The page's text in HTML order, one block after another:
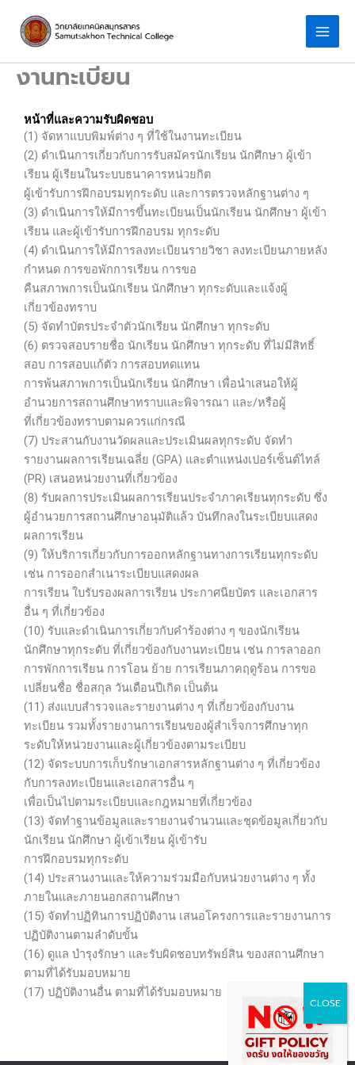
content
งานทะเบียน
หน้าที่และความรับผิดชอบ
(1) จัดหาแบบพิมพ์ต่าง ๆ ที่ใช้ในงานทะเบียน
(2) ดำเนินการเกี่ยวกับการรับสมัครนักเรียน นักศึกษา ผู้เข้า
เรียน ผู้เรียนในระบบธนาคารหน่วยกิต
ผู้เข้ารับการฝึกอบรมทุกระดับ และการตรวจหลักฐานต่าง ๆ
(3) ดำเนินการให้มีการขึ้นทะเบียนเป็นนักเรียน นักศึกษา ผู้เข้า
เรียน และผู้เข้ารับการฝึกอบรม ทุกระดับ
(4) ดำเนินการให้มีการลงทะเบียนรายวิชา ลงทะเบียนภายหลัง
กำหนด การขอพักการเรียน การขอ
คืนสภาพการเป็นนักเรียน นักศึกษา ทุกระดับและแจ้งผู้
เกี่ยวข้องทราบ
(5) จัดทำบัตรประจำตัวนักเรียน นักศึกษา ทุกระดับ
(6) ตรวจสอบรายชื่อ นักเรียน นักศึกษา ทุกระดับ ที่ไม่มีสิทธิ์
สอบ การสอบแก้ตัว การสอบทดแทน
การพ้นสภาพการเป็นนักเรียน นักศึกษา เพื่อนำเสนอให้ผู้
อำนวยการสถานศึกษาทราบและพิจารณา และ/หรือผู้
ที่เกี่ยวข้องทราบตามควรแก่กรณี
(7) ประสานกับงานวัดผลและประเมินผลทุกระดับ จัดทำ
รายงานผลการเรียนเฉลี่ย (GPA) และตำแหน่งเปอร์เซ็นต์ไทล์
(PR) เสนอหน่วยงานที่เกี่ยวข้อง
(8) รับผลการประเมินผลการเรียนประจำภาคเรียนทุกระดับ ซึ่ง
ผู้อำนวยการสถานศึกษาอนุมัติแล้ว บันทึกลงในระเบียบแสดง
ผลการเรียน
(9) ให้บริการเกี่ยวกับการออกหลักฐานทางการเรียนทุกระดับ
เช่น การออกสำเนาระเบียบแสดงผล
การเรียน ใบรับรองผลการเรียน ประกาศนียบัตร และเอกสาร
อื่น ๆ ที่เกี่ยวข้อง
(10) รับและดำเนินการเกี่ยวกับคำร้องต่าง ๆ ของนักเรียน
นักศึกษาทุกระดับ ที่เกี่ยวข้องกับงานทะเบียน เช่น การลาออก
การพักการเรียน การโอน ย้าย การเรียนภาคฤดูร้อน การขอ
เปลี่ยนชื่อ ชื่อสกุล วันเดือนปีเกิด เป็นต้น
(11) ส่งแบบสำรวจและรายงานต่าง ๆ ที่เกี่ยวข้องกับงาน
ทะเบียน รวมทั้งรายงานการเรียนของผู้สำเร็จการศึกษาทุก
ระดับให้หน่วยงานและผู้เกี่ยวข้องตามระเบียบ
(12) จัดระบบการเก็บรักษาเอกสารหลักฐานต่าง ๆ ที่เกี่ยวข้อง
กับการลงทะเบียนและเอกสารอื่น ๆ
เพื่อเป็นไปตามระเบียบและกฎหมายที่เกี่ยวข้อง
(13) จัดทำฐานข้อมูลและรายงานจำนวนและชุดข้อมูลเกี่ยวกับ
นักเรียน นักศึกษา ผู้เข้าเรียน ผู้เข้ารับ
การฝึกอบรมทุกระดับ
(14) ประสานงานและให้ความร่วมมือกับหน่วยงานต่าง ๆ ทั้ง
ภายในและภายนอกสถานศึกษา
(15) จัดทำปฏิทินการปฏิบัติงาน เสนอโครงการและรายงานการ
ปฏิบัติงานตามลำดับขั้น
(16) ดูแล บำรุงรักษา และรับผิดชอบทรัพย์สิน ของสถานศึกษา
ตามที่ได้รับมอบหมาย
(17) ปฏิบัติงานอื่น ตามที่ได้รับมอบหมาย